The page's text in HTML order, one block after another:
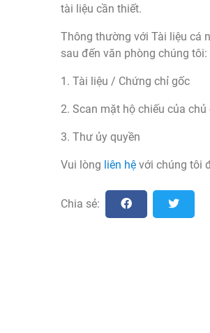
tài liệu cần thiết.
Thông thường với Tài liệu cá
sau đến văn phòng chúng tôi:
1. Tài liệu / Chứng chỉ gốc
2. Scan mặt hộ chiếu của chủ
3. Thư ủy quyền
Vui lòng liên hệ với chúng tôi
Chia sẻ: